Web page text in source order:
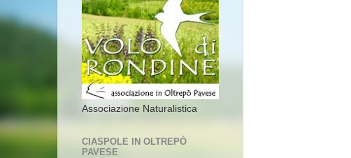
Associazione Naturalistica
CIASPOLE IN OLTREPÒ
PAVESE